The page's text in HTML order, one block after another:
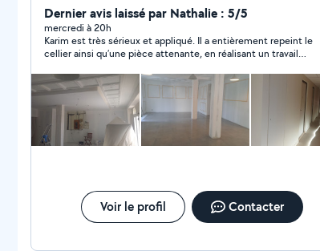
Dernier avis laissé par Nathalie : 5/5
mercredi à 20h
Karim est très sérieux et appliqué. Il a entièrement repeint le
cellier ainsi qu’une pièce attenante, en réalisant un travail
correctement, la peinture est uniforme et les contours sont
nets. Le chantier a été respecté, les délais tenus, et tout a été
laissé en ordre après intervention. Avis très positif, je
recommande sans pb.
Voir le profil Contacter